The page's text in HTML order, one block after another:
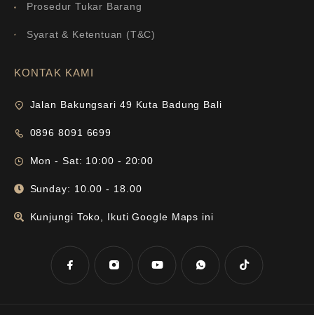
Prosedur Tukar Barang
Syarat & Ketentuan (T&C)
KONTAK KAMI
Jalan Bakungsari 49 Kuta Badung Bali
0896 8091 6699
Mon - Sat: 10:00 - 20:00
Sunday: 10.00 - 18.00
Kunjungi Toko, Ikuti Google Maps ini